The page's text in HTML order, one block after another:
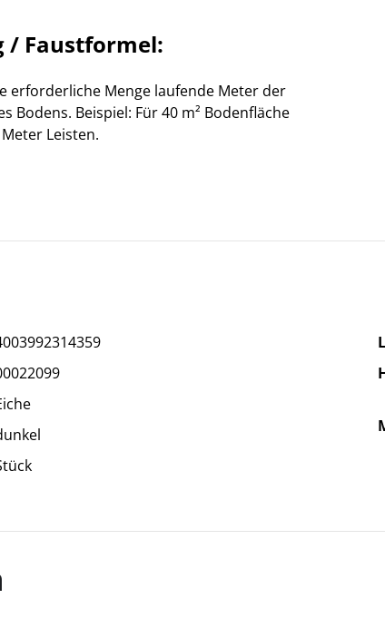
/ Faustformel:
erforderliche Menge laufende Meter der
Bodens. Beispiel: Für 40 m² Bodenfläche
Leisten.